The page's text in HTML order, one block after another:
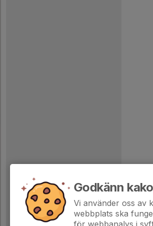
Godkänn
Vi använder oss av
webbplats ska
för webbanalys i